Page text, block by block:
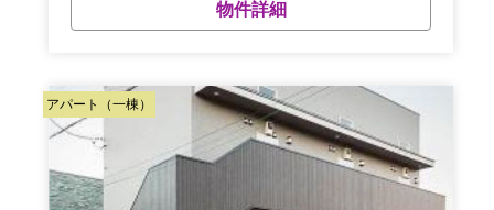
物件詳細
アパート（一棟）